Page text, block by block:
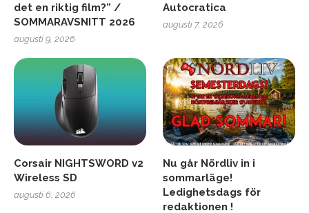
det en riktig film?” /
SOMMARAVSNITT 2026
augusti 9, 2026
Autocratica
augusti 7, 2026
Corsair NIGHTSWORD v2
Wireless SD
augusti 6, 2026
Nu går Nördliv in i
sommarläge!
Ledighetsdags för
redaktionen !